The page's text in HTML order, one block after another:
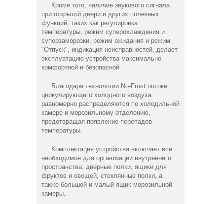
Кроме того, наличие звукового сигнала
при открытой двери и других полезных
функций, таких как регулировка
температуры, режим суперохлаждения и
суперзаморозки, режим ожидания и режим
"Отпуск", индикация неисправностей, делает
эксплуатацию устройства максимально
комфортной и безопасной.
Благодаря технологии No-Frost потоки
циркулирующего холодного воздуха
равномерно распределяются по холодильной
камере и морозильному отделению,
предотвращая появление перепадов
температуры.
Комплектация устройства включает всё
необходимое для организации внутреннего
пространства: дверные полки, ящики для
фруктов и овощей, стеклянные полки, а
также большой и малый ящик морозильной
камеры.